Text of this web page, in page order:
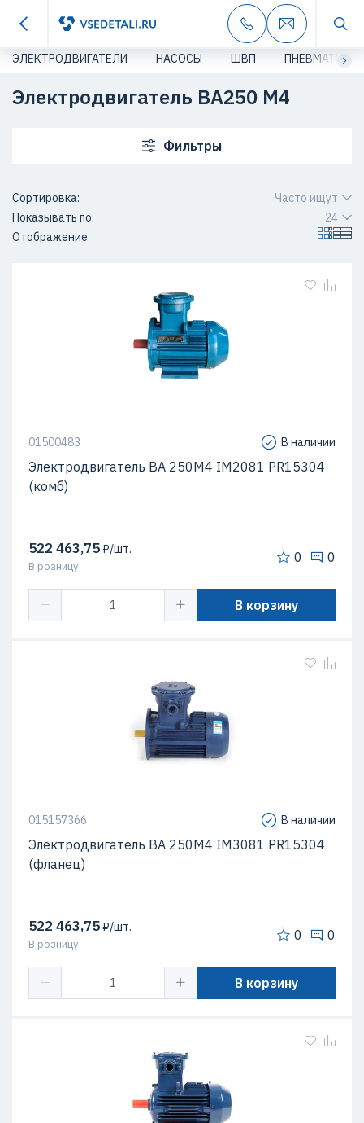
ЭЛЕКТРОДВИГАТЕЛИ НАСОСЫ ШВП ПНЕВМАТИКА
Электродвигатель ВА250 М4
Фильтры
Сортировка:
Часто ищут
Показывать по:
24
Отображение
01500483 В наличии
Электродвигатель ВА 250М4 IM2081 PR15304
(комб)
522 463,75₽/шт.
В розницу
0 0
В корзину
015157366 В наличии
Электродвигатель ВА 250М4 IM3081 PR15304
(фланец)
522 463,75₽/шт.
В розницу
0 0
В корзину